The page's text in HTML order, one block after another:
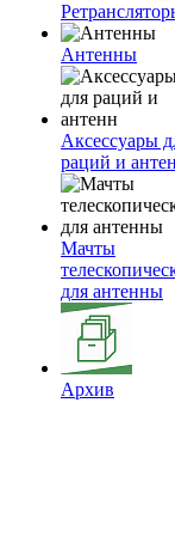
Антенны
Аксессуары
раций и
Мачты
для антенны
Архив